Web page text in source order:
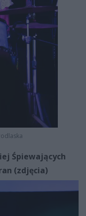
Śpiewających
(zdjęcia)